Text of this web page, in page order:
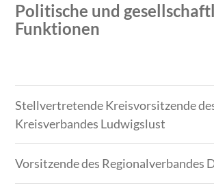
Politische und
Funktionen
Zeitraum
Tätigkeit
Stellvertretende Kreisvorsitzende
Kreisverbandes Ludwigslust
Vorsitzende des